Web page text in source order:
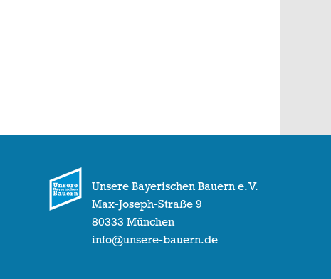
Unsere Bayerischen Bauern e. V.
Max-Joseph-Straße 9
80333 München
info@unsere-bauern.de